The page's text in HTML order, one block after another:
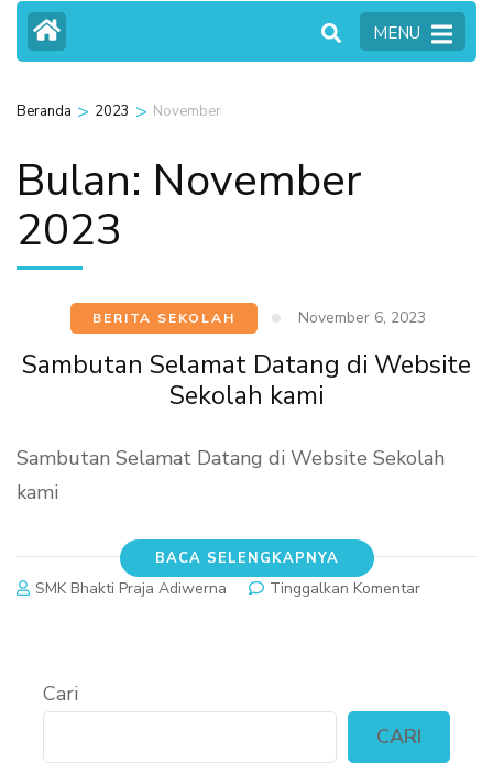
MENU
Beranda > 2023 > November
Bulan: November
2023
BERITA SEKOLAH November 6, 2023
Sambutan Selamat Datang di Website
Sekolah kami
Sambutan Selamat Datang di Website Sekolah
kami
BACA SELENGKAPNYA
SMK Bhakti Praja Adiwerna Tinggalkan Komentarpada
Sekolah
kami
Cari
CARI